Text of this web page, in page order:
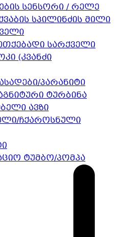
სენსორი / რელე
სპილინძის მილი
სარქველი
(კვანძი
პარანიტი
ტურბინა
ავზი
ჩქაროსნული
ტუმბო/პომპა